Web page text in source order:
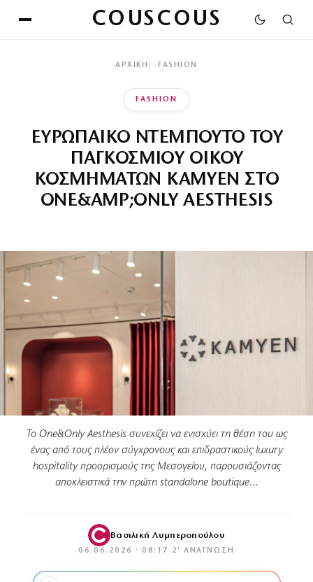
COUSCOUS
ΑΡΧΙΚΉ FASHION
FASHION
ΕΥΡΩΠΑΙΚΟ ΝΤΕΜΠΟΥΤΟ ΤΟΥ
ΠΑΓΚΟΣΜΙΟΥ ΟΙΚΟΥ
ΚΟΣΜΗΜΑΤΩΝ KAMYEN ΣΤΟ
ONE&AMP;ONLY AESTHESIS
Το One&Only Aesthesis συνεχίζει να ενισχύει τη θέση του ως
ένας από τους πλέον σύγχρονους και επιδραστικούς luxury
hospitality προορισμούς της Μεσογείου, παρουσιάζοντας
αποκλειστικά την πρώτη standalone boutique…
Βασιλική Λυμπεροπούλου
06.06.2026 · 08:17 · 2′ ΑΝΆΓΝΩΣΗ